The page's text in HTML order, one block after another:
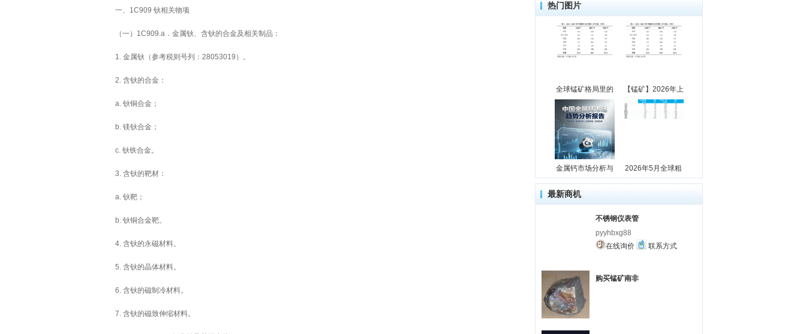
一、1C909 钬相关物项
（一）1C909.a．金属钬、含钬的合金及相关制品：
1. 金属钬（参考税则号列：28053019）。
2. 含钬的合金：
a. 钬铜合金；
b. 镁钬合金；
c. 钬铁合金。
3. 含钬的靶材：
a. 钬靶；
b. 钬铜合金靶。
4. 含钬的永磁材料。
5. 含钬的晶体材料。
6. 含钬的磁制冷材料。
7. 含钬的磁致伸缩材料。
热门图片
全球锰矿格局里的 【锰矿】2026年上
金属钙市场分析与 2026年5月全球粗
最新商机
不锈钢仪表管
pyyhbxg88
在线询价
联系方式
购买锰矿南非